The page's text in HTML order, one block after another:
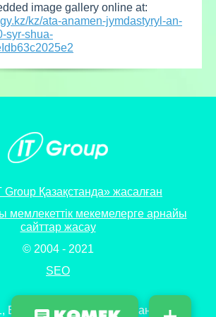
image gallery online at:
kz/ata-anamen-jymdastyryl-an-
syr-shua-
Group Қазақстанда» жасалған
мемлекеттік мекемелерге арнайы
сайттар жасау
© 2004 - 2021
SEO
Барлық құқықтар сақталған